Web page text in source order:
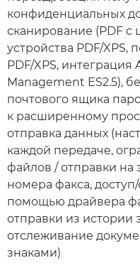
конфиденциальных
сканирование (PDF
устройства PDF/XPS,
PDF/XPS,
Management ES2.5),
почтового ящика
к расширенному
отправка данных
каждой передаче,
файлов / отправки на
номера факса,
помощью драйвера
отправки из истории
отслеживание
знаками)